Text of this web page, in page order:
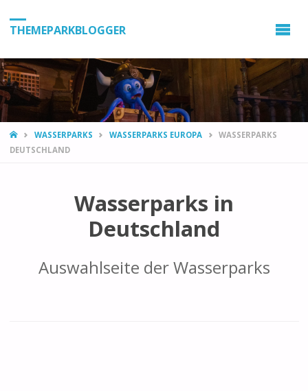
THEMEPARKBLOGGER
HOMEWASSERPARKS WASSERPARKS EUROPA
WASSERPARKS
DEUTSCHLAND
Wasserparks in
Deutschland
Auswahlseite der Wasserparks